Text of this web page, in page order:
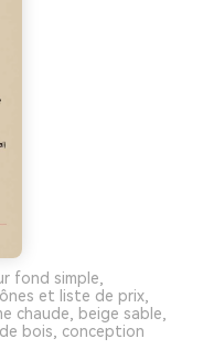
fond simple,
et liste de prix,
chaude, beige sable,
bois, conception